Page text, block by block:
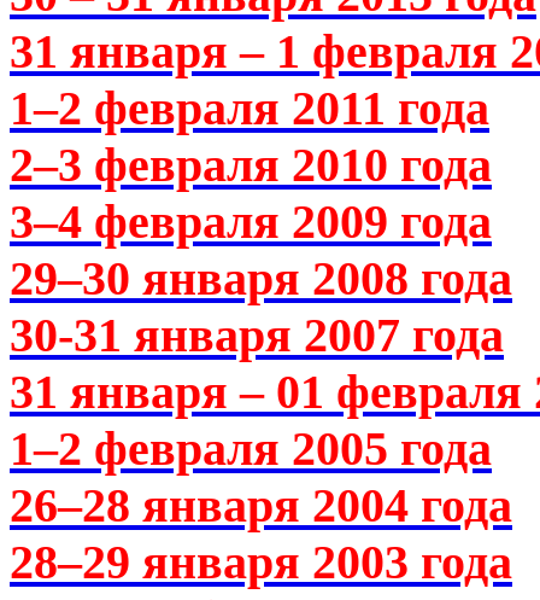
31 января – 1 февраля
1–2 февраля 2011 года
2–3 февраля 2010 года
3–4 февраля 2009 года
29–30 января 2008 года
30-31 января 2007 года
31 января – 01 февраля
1–2 февраля 2005 года
26–28 января 2004 года
28–29 января 2003 года